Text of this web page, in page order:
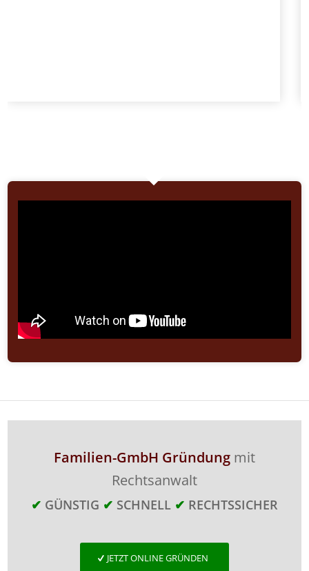
Familien-GmbH Gründung mit
Rechtsanwalt
✔ GÜNSTIG ✔ SCHNELL ✔ RECHTSSICHER
JETZT ONLINE GRÜNDEN